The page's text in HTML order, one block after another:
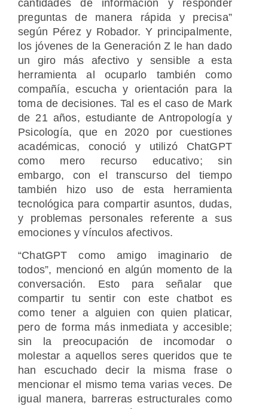
cantidades de información y responder
preguntas de manera rápida y precisa”
según Pérez y Robador. Y principalmente,
los jóvenes de la Generación Z le han dado
un giro más afectivo y sensible a esta
herramienta al ocuparlo también como
compañía, escucha y orientación para la
toma de decisiones. Tal es el caso de Mark
de 21 años, estudiante de Antropología y
Psicología, que en 2020 por cuestiones
académicas, conoció y utilizó ChatGPT
como mero recurso educativo; sin
embargo, con el transcurso del tiempo
también hizo uso de esta herramienta
tecnológica para compartir asuntos, dudas,
y problemas personales referente a sus
emociones y vínculos afectivos.
“ChatGPT como amigo imaginario de
todos”, mencionó en algún momento de la
conversación. Esto para señalar que
compartir tu sentir con este chatbot es
como tener a alguien con quien platicar,
pero de forma más inmediata y accesible;
sin la preocupación de incomodar o
molestar a aquellos seres queridos que te
han escuchado decir la misma frase o
mencionar el mismo tema varias veces. De
igual manera, barreras estructurales como